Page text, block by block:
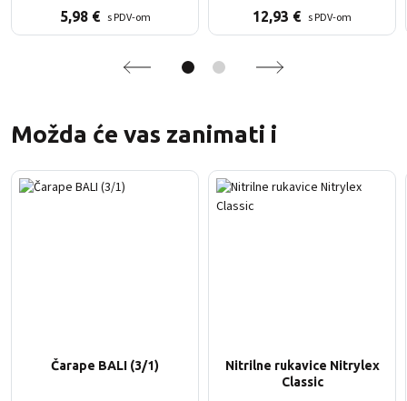
5,98 € s PDV-om
12,93 € s PDV-om
Možda će vas zanimati i
Čarape BALI (3/1)
Nitrilne rukavice Nitrylex
Classic